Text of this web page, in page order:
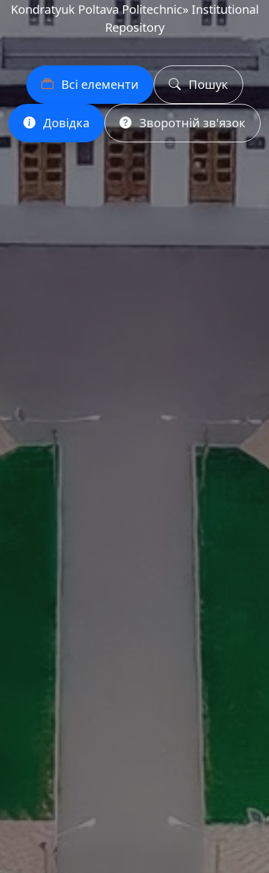
Kondratyuk Poltava Politechnic» Institutional
Repository
Всі елементи Пошук
Довідка Зворотній зв'язок